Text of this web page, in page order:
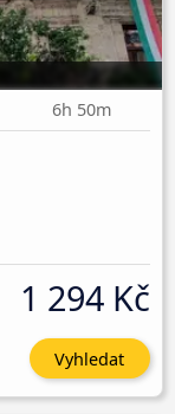
6h 50m
1 294 Kč
Vyhledat